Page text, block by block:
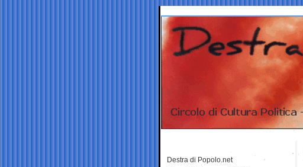
Destra di Popolo.net